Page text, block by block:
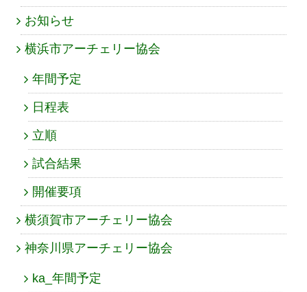
お知らせ
横浜市アーチェリー協会
年間予定
日程表
立順
試合結果
開催要項
横須賀市アーチェリー協会
神奈川県アーチェリー協会
ka_年間予定